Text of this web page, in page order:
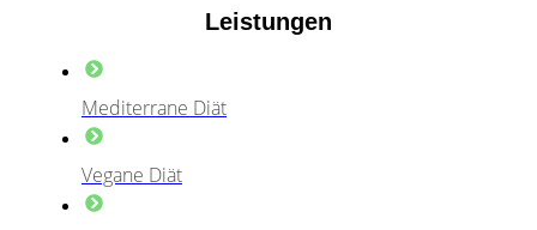
Leistungen
Mediterrane Diät
Vegane Diät